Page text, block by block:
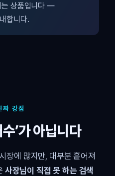
는 상품입니다 —
합니다.
짜 강점
’가 아닙니다
장에 많지만, 대부분 흩어져
사장님이 직접 못 하는 검색